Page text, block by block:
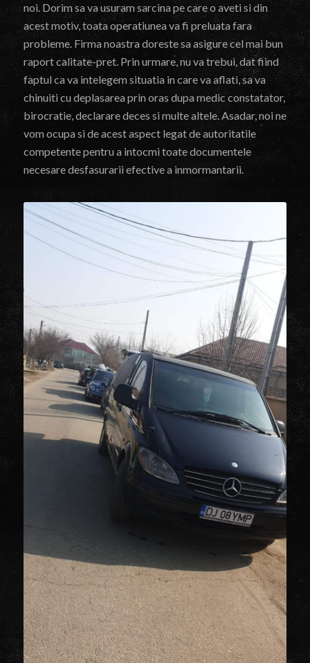
noi. Dorim sa va usuram sarcina pe care o aveti si din
acest motiv, toata operatiunea va fi preluata fara
probleme. Firma noastra doreste sa asigure cel mai bun
raport calitate-pret. Prin urmare, nu va trebui, dat fiind
faptul ca va intelegem situatia in care va aflati, sa va
chinuiti cu deplasarea prin oras dupa medic constatator,
birocratie, declarare deces si multe altele. Asadar, noi ne
vom ocupa si de acest aspect legat de autoritatile
competente pentru a intocmi toate documentele
necesare desfasurarii efective a inmormantarii.